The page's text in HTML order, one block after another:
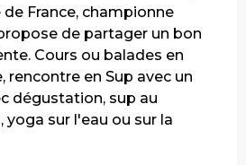
France, championne
de partager un bon
Cours ou balades en
rencontre en Sup avec un
dégustation, sup au
yoga sur l'eau ou sur la